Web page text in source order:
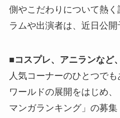
側やこだわりについて熱
ラムや出演者は、近日公開
■コスプレ、アニランなど
人気コーナーのひとつで
ワールドの展開をはじめ
マンガランキング」の募